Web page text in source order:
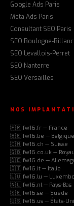
Google Ads Paris
Meta Ads Paris
Consultant SEO Paris
SEO Boulogne-
SEO Levallois-Perret
SEO Nanterre
SEO Versailles
NOS
🇫🇷 fw16.fr — France
🇧🇪 fw16.be — Belgique
🇨🇭 fw16.ch — Suisse
🇬🇧 fw16.co.uk —
🇩🇪 fw16.de —
🇮🇹 fw16.it — Italie
🇱🇺 fw16.lu —
🇳🇱 fw16.nl — Pays-Bas
🇸🇪 fw16.se — Suède
🇺🇸 fw16.us — États-